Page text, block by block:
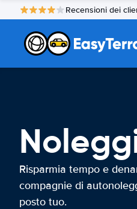
Recensioni dei
Risparmia tempo e
compagnie di
posto tuo.